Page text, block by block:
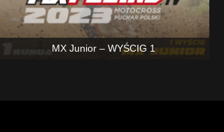
MX Junior – WYŚCIG 1